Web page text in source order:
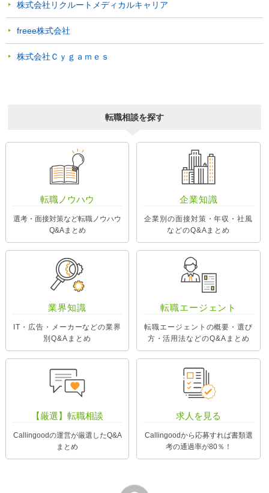
株式会社リクルートメディカルキャリア
freee株式会社
株式会社Ｃｙｇａｍｅｓ
転職相談を探す
転職ノウハウ
選考・面接対策など転職ノウハウ
Q&Aまとめ
企業知識
企業別の面接対策・年収・社風
などのQ&Aまとめ
業界知識
IT・広告・メーカーなどの業界
別Q&Aまとめ
転職エージェント
転職エージェントの概要・選び
方・活用法などのQ&Aまとめ
【厳選】転職相談
Callingoodの運営が厳選したQ&A
まとめ
求人を見る
Callingoodから応募すれば書類選
考の通過率が80％！